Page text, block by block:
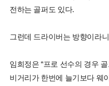
전하는 골퍼도 있다.
그런데 드라이버는 방향이라
임희정은 “프로 선수의 경우
비거리가 한번에 늘기보다 웨